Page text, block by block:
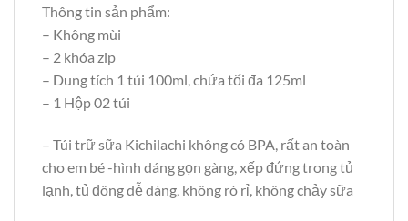
Thông tin sản phẩm:
– Không mùi
– 2 khóa zip
– Dung tích 1 túi 100ml, chứa tối đa 125ml
– 1 Hộp 02 túi
– Túi trữ sữa Kichilachi không có BPA, rất an toàn
cho em bé -hình dáng gọn gàng, xếp đứng trong tủ
lạnh, tủ đông dễ dàng, không rò rỉ, không chảy sữa